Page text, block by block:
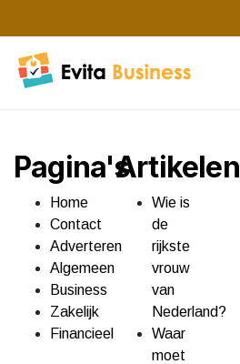
Pagina's
Home
Contact
Adverteren
Algemeen
Business
Zakelijk
Financieel
Artikelen
Wie is
de
rijkste
vrouw
van
Nederland?
Waar
moet